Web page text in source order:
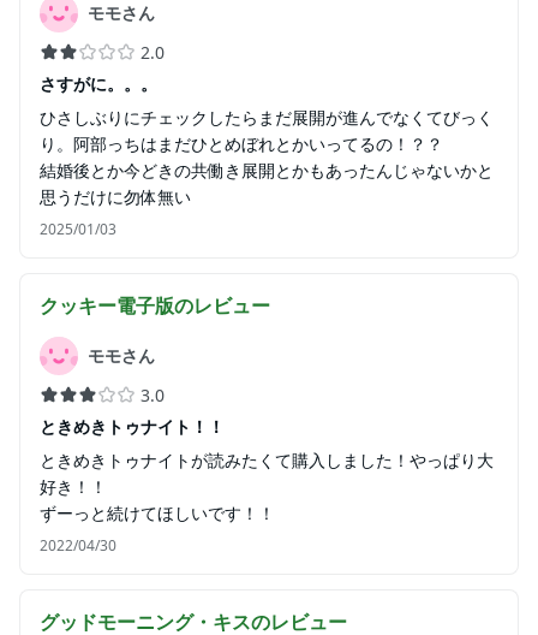
モモさん
2.0
さすがに。。。
ひさしぶりにチェックしたらまだ展開が進んでなくてびっく
り。阿部っちはまだひとめぼれとかいってるの！？？
結婚後とか今どきの共働き展開とかもあったんじゃないかと
思うだけに勿体無い
2025/01/03
クッキー電子版のレビュー
モモさん
3.0
ときめきトゥナイト！！
ときめきトゥナイトが読みたくて購入しました！やっぱり大
好き！！
ずーっと続けてほしいです！！
2022/04/30
グッドモーニング・キスのレビュー